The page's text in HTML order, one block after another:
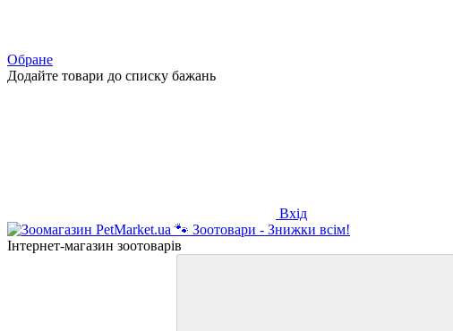
Обране
Додайте товари до списку бажань
Вхід
Інтернет-магазин зоотоварів